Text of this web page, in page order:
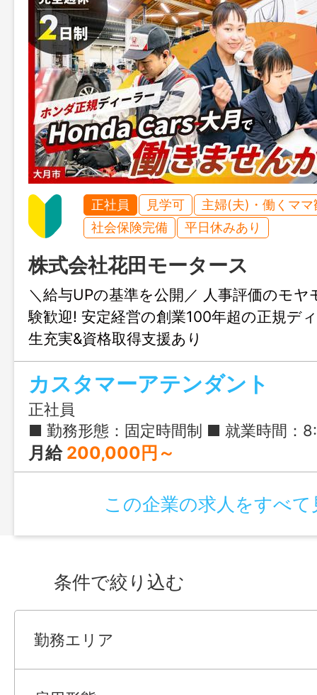
正社員 見学可
主婦(夫)・働くママ
社会保険完備
平日休みあり
株式会社花田モータース
＼給与UPの基準を公開／ 人事評価のモ
験歓迎! 安定経営の創業100年超の正規デ
生充実&資格取得支援あり
カスタマーアテンダント
正社員
■ 勤務形態：固定時間制 ■ 就業時間：8:30-18:00 ■ 実働時間：8
月給 200,000円～
この企業の求人をすべて
条件で絞り込む
勤務エリア